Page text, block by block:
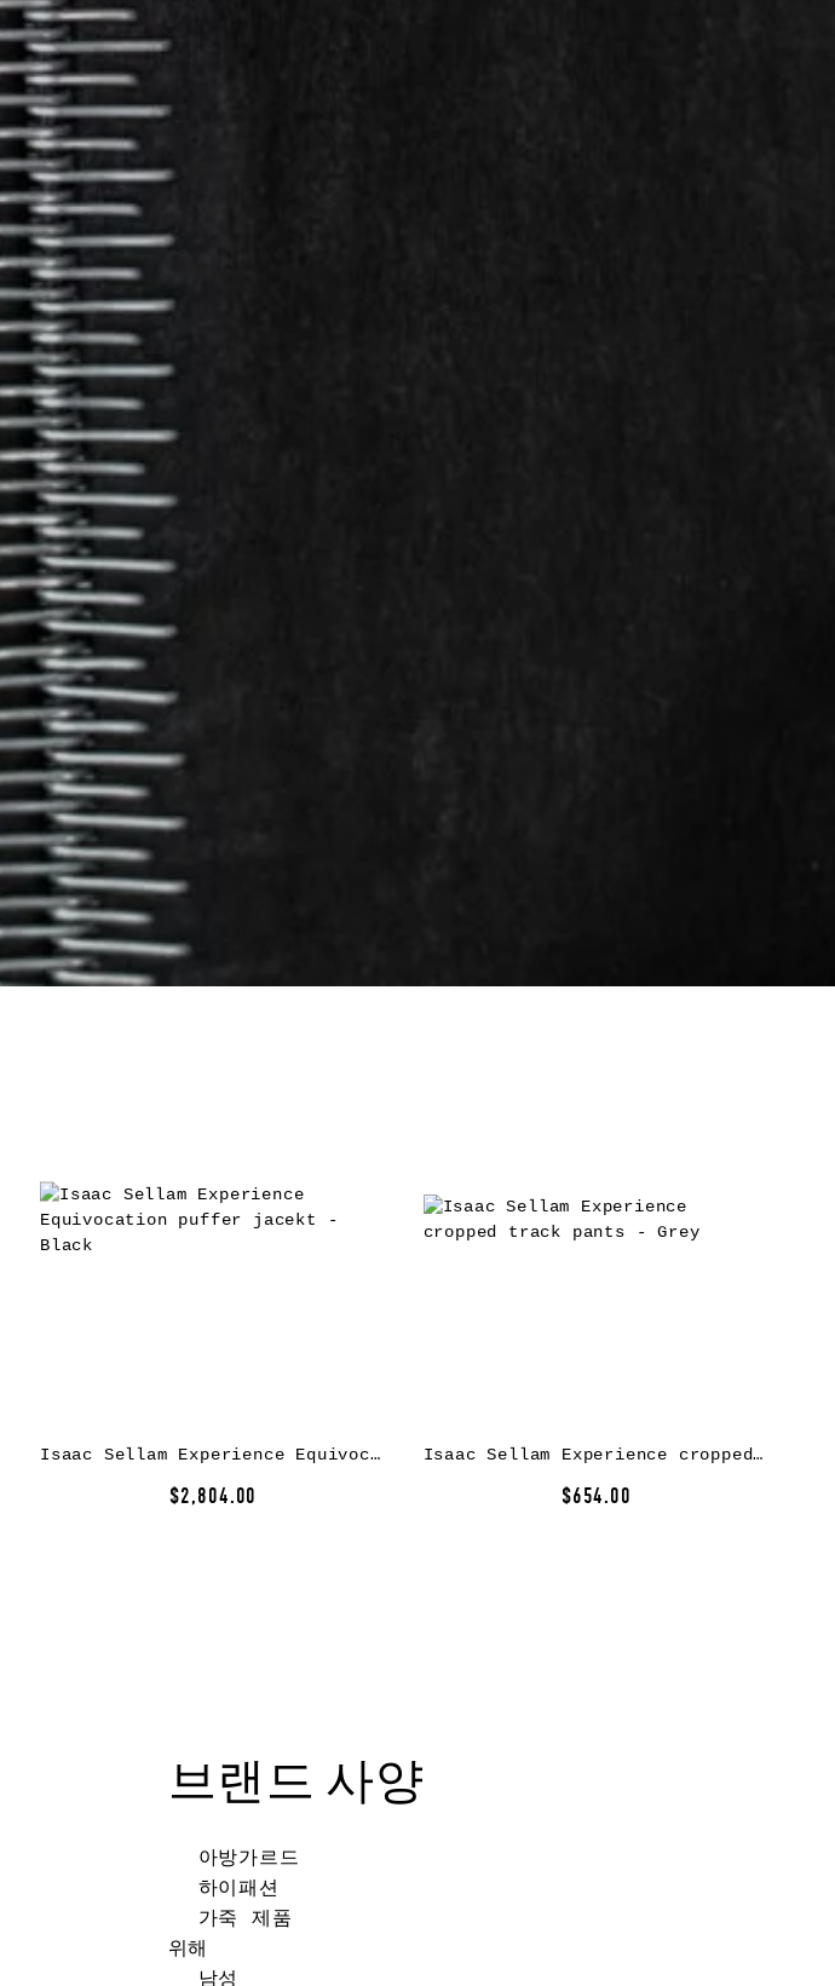
Isaac Sellam Experience Equivocation puffer jacekt – Black
$2,804.00
Isaac Sellam Experience cropped track pants – Grey
$654.00
브랜드 사양
아방가르드
하이패션
가죽 제품
위해
남성